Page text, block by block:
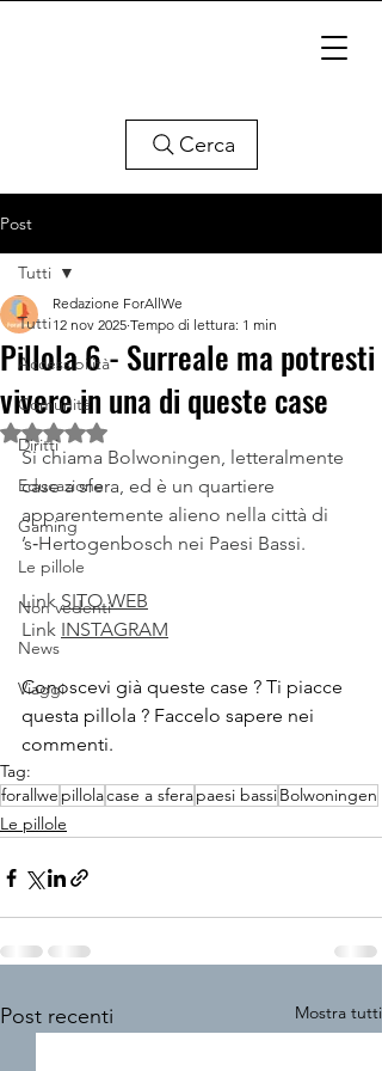
Cerca
Post
Tutti
Accessibilità
Comunità
Diritti
Educazione
Gaming
Le pillole
Non vedenti
News
Viaggi
Tutti
Pillola 6 - Surreale ma potresti
vivere in una di queste case
Redazione ForAllWe
12 nov 2025 Tempo di lettura: 1 min
Valutazione NaN stelle su 5.
Si chiama Bolwoningen, letteralmente
case a sfera, ed è un quartiere
apparentemente alieno nella città di
’s‑Hertogenbosch nei Paesi Bassi.
Link SITO WEB
Link INSTAGRAM
Conoscevi già queste case ? Ti piacce
questa pillola ? Faccelo sapere nei
commenti.
Tag:
forallwe pillolacase a sferapaesi bassiBolwoningen
Le pillole
Post recenti Mostra tutti